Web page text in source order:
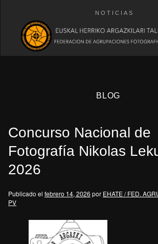
NOTICIAS
BLOG
Concurso Nacional de
Fotografía Nikolas
2026
Publicado el febrero 14, 2026 por EHATE / FED.
PV